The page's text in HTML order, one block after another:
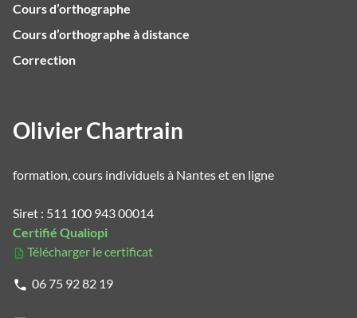
Cours d’orthographe
Cours d’orthographe à distance
Correction
Olivier Chartrain
formation, cours individuels à Nantes et en ligne
Siret : 511 100 943 00014
Certifié Qualiopi
Télécharger le certificat
06 75 92 82 19